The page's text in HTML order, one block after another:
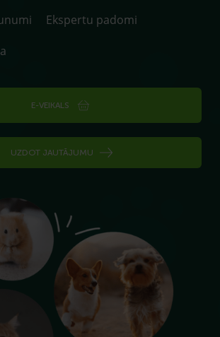
Ekspertu padomi
E-VEIKALS
UZDOT JAUTĀJUMU